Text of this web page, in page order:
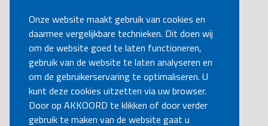
Onze website maakt gebruik van cookies en
daarmee vergelijkbare technieken. Dit doen wij
om de website goed te laten functioneren,
gebruik van de website te laten analyseren en
om de gebruikerservaring te optimaliseren. U
kunt deze cookies uitzetten via uw browser.
Door op AKKOORD te klikken of door verder
gebruik te maken van de website gaat u
Kvk nummer: 37140121
VOLG ONS
BEL MIJ TERUG